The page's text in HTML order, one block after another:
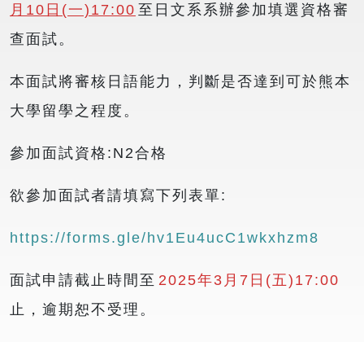
月10日(一)17:00 至日文系系辦參加填選資格審
查面試。
本面試將審核日語能力，判斷是否達到可於熊本
大學留學之程度。
參加面試資格:N2合格
欲參加面試者請填寫下列表單:
https://forms.gle/hv1Eu4ucC1wkxhzm8
面試申請截止時間至 2025年3月7日(五)17:00
止，逾期恕不受理。